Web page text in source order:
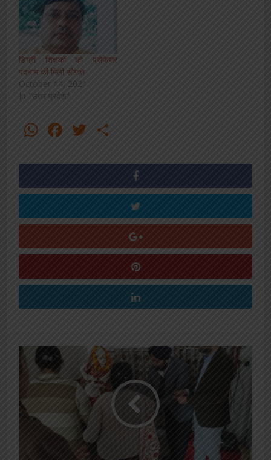
डिग्री शिक्षकों को प्रोफेसर
पदनाम की मिली सौगात
October 14, 2021
In "उत्तर प्रदेश"
WhatsApp
Facebook
Twitter